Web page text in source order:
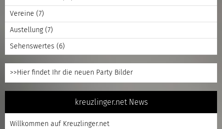
Vereine (7)
Austellung (7)
Sehenswertes (6)
>>Hier findet Ihr die neuen Party Bilder
kreuzlinger.net News
Willkommen auf Kreuzlinger.net